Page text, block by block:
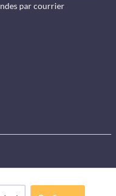
par courrier